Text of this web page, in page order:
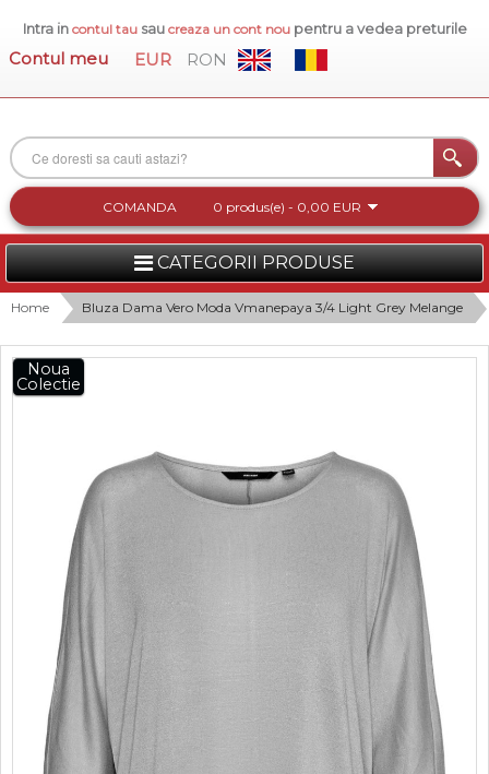
Intra in contul tausau creaza un cont nou pentru a vedea preturile
Contul meu EUR RON
COMANDA 0 produs(e) - 0,00 EUR
CATEGORII PRODUSE
FEMEI
BARBATI
INCALTAMINTE DAMA
COLECTIA NOUA
PROMOTII
INFORMATII
CONTACT
Home Bluza Dama Vero Moda Vmanepaya 3/4 Light Grey Melange
Noua
Colectie